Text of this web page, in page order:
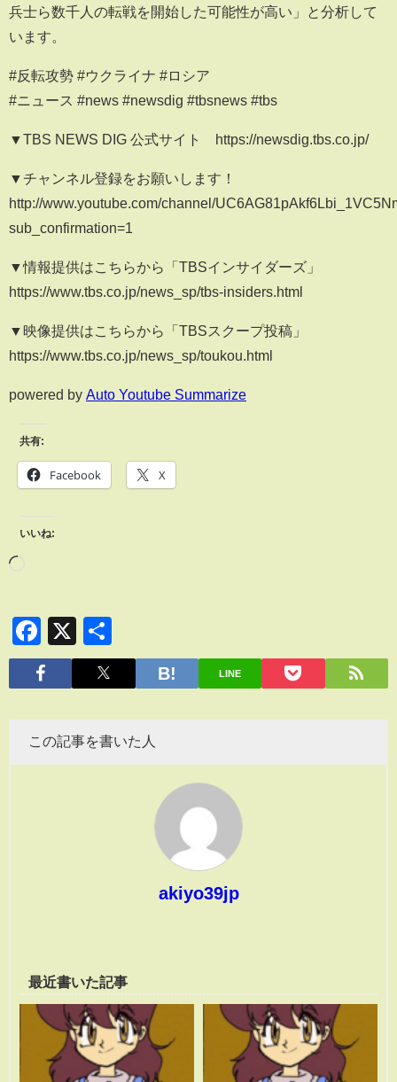
兵士ら数千人の転戦を開始した可能性が高い」と分析して
います。
#反転攻勢 #ウクライナ #ロシア
#ニュース #news #newsdig #tbsnews #tbs
▼TBS NEWS DIG 公式サイト https://newsdig.tbs.co.jp/
▼チャンネル登録をお願いします！
http://www.youtube.com/channel/
sub_confirmation=1
▼情報提供はこちらから「TBSインサイダーズ」
https://www.tbs.co.jp/news_sp/tbs-insiders.html
▼映像提供はこちらから「TBSスクープ投稿」
https://www.tbs.co.jp/news_sp/toukou.html
powered by Auto Youtube Summarize
共有:
Facebook X
いいね:
Facebook
X
有
LINE
この記事を書いた人
akiyo39jp
最近書いた記事